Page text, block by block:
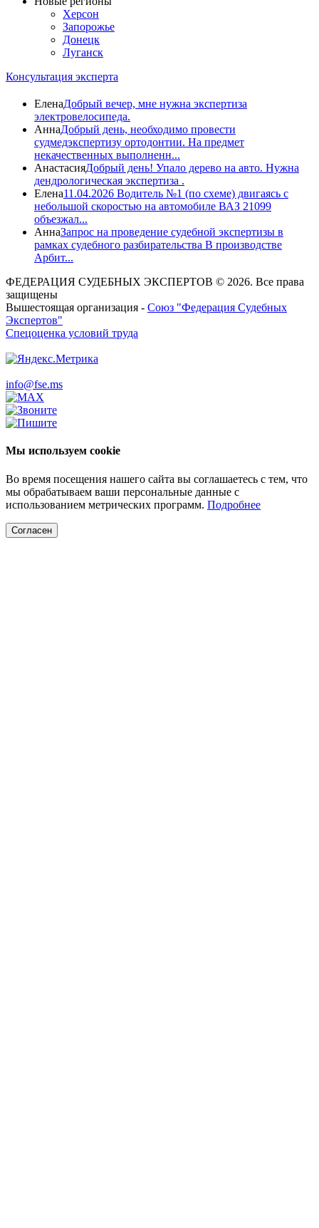
Херсон
Запорожье
Донецк
Луганск
Консультация эксперта
ЕленаДобрый вечер, мне нужна экспертиза
электровелосипеда.
АннаДобрый день, необходимо провести
судмедэкспертизу ортодонтии. На предмет
некачественных выполненн...
АнастасияДобрый день! Упало дерево на авто. Нужна
дендрологическая экспертиза .
Елена11.04.2026 Водитель №1 (по схеме) двигаясь с
небольшой скоростью на автомобиле ВАЗ 21099
объезжал...
АннаЗапрос на проведение судебной экспертизы в
рамках судебного разбирательства В производстве
Арбит...
ФЕДЕРАЦИЯ СУДЕБНЫХ ЭКСПЕРТОВ © 2026. Все права
защищены
Вышестоящая организация - Союз "Федерация Судебных
Экспертов"
Спецоценка условий труда
info@fse.ms
Мы используем cookie
Во время посещения нашего сайта вы соглашаетесь с тем, что
мы обрабатываем ваши персональные данные с
использованием метрических программ. Подробнее
Согласен